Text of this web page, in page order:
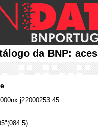
da BNP:
j22000253 45